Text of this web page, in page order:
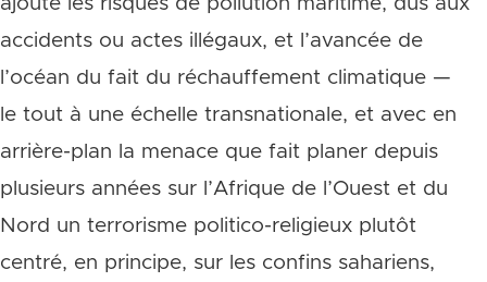
accidents ou actes illégaux, et l’avancée de
l’océan du fait du réchauffement climatique —
le tout à une échelle transnationale, et avec en
arrière-plan la menace que fait planer depuis
plusieurs années sur l’Afrique de l’Ouest et du
Nord un terrorisme politico-religieux plutôt
centré, en principe, sur les confins sahariens,